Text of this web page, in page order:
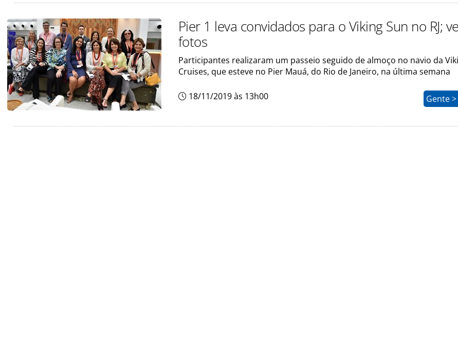
Pier 1 leva convidados para o Viking Sun no RJ;
fotos
Participantes realizaram um passeio seguido de almoço no navio da
Cruises, que esteve no Pier Mauá, do Rio de Janeiro, na última semana
18/11/2019 às 13h00 Gente